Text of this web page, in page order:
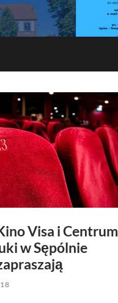
Visa i Centrum
w Sępólnie